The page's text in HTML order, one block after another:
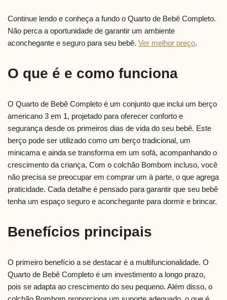
Continue lendo e conheça a fundo o Quarto de Bebê Completo.
Não perca a oportunidade de garantir um ambiente
aconchegante e seguro para seu bebê. Ver melhor preço.
O que é e como funciona
O Quarto de Bebê Completo é um conjunto que inclui um berço
americano 3 em 1, projetado para oferecer conforto e
segurança desde os primeiros dias de vida do seu bebê. Este
berço pode ser utilizado como um berço tradicional, um
minicama e ainda se transforma em um sofá, acompanhando o
crescimento da criança. Com o colchão Bombom incluso, você
não precisa se preocupar em comprar um à parte, o que agrega
praticidade. Cada detalhe é pensado para garantir que seu bebê
tenha um espaço seguro e aconchegante para dormir e brincar.
Benefícios principais
O primeiro benefício a se destacar é a multifuncionalidade. O
Quarto de Bebê Completo é um investimento a longo prazo,
pois se adapta ao crescimento do seu pequeno. Além disso, o